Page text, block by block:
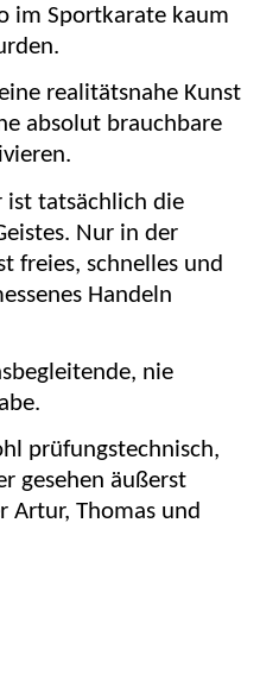
im Sportkarate kaum
realitätsnahe Kunst
absolut brauchbare
ist tatsächlich die
Nur in der
freies, schnelles und
Handeln
nie
prüfungstechnisch,
gesehen äußerst
Artur, Thomas und